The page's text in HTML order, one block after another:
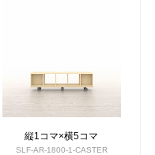
縦1コマ×横5コマ
SLF-AR-1800-1-CASTER